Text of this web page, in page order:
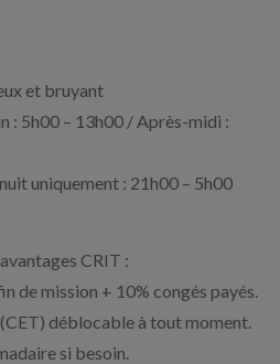
et bruyant
: 5h00 – 13h00 / Après-midi :
uniquement : 21h00 – 5h00
CRIT :
de mission + 10% congés payés.
déblocable à tout moment.
si besoin.